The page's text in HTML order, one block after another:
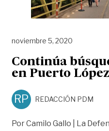
noviembre 5, 2020
Continúa
en Puerto López
RP REDACCIÓN PDM
Por Camilo Gallo | La